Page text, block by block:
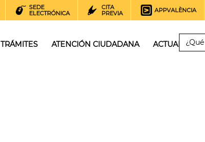
SEDE
ELECTRÓNICA
CITA
PREVIA
APPVALÈNCIA
TRÁMITES ATENCIÓN CIUDADANA ACTUALIDAD